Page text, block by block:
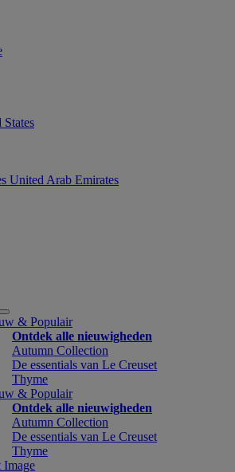
United Arab Emirates
& Populair
Ontdek alle nieuwigheden
Autumn Collection
De essentials van Le Creuset
Thyme
& Populair
Ontdek alle nieuwigheden
Autumn Collection
De essentials van Le Creuset
Thyme